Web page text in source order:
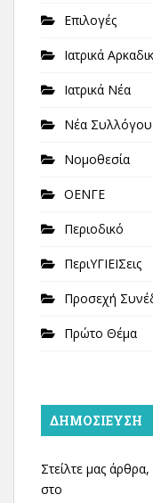
Επιλογές
Ιατρικά
Ιατρικά Νέα
Νέα Συλλόγου
Νομοθεσία
ΟΕΝΓΕ
Περιοδικό
ΠεριΥΓΙΕΙΣεις
Προσεχή
Πρώτο Θέμα
ΔΗΜΟΣΊΕΥΣΗ
Στείλτε μας
στο